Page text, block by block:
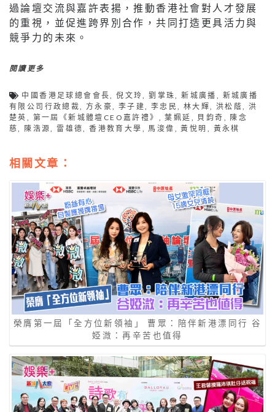
過論壇交流與嘉許表揚，推動香港社會對人才發展
的重視，並促進跨界別合作，共同打造更具活力與
競爭力的未來。
閱讀更多
中國香港足球總會會長,倪文玲,劉掌珠,新城廣播 , 新城廣播
有限公司行政總裁,方永豪,李子建,李忠民,林大輝,洪松蔭,洪
楚英 , 第一屆《新城體壇CEO嘉許禮》 ,葉姵延 , 貝鈞奇 , 陳念
慈, 陳浩源, 雷雄德,香港教育大學 , 馬浚偉 ,黃悅明 , 黃永棋
相關文章：
榮膺第一屆「全方位新領袖」 曹眾：陪伴新港漂同行 谷
婭溦：再辛苦也值得